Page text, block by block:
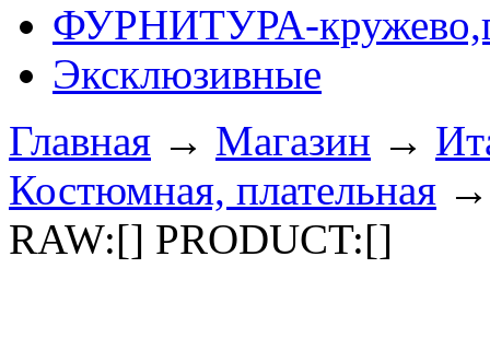
ФУРНИТУРА-
Эксклюзивные
Главная → Магазин →
Костюмная, плательная
RAW:[] PRODUCT:[]